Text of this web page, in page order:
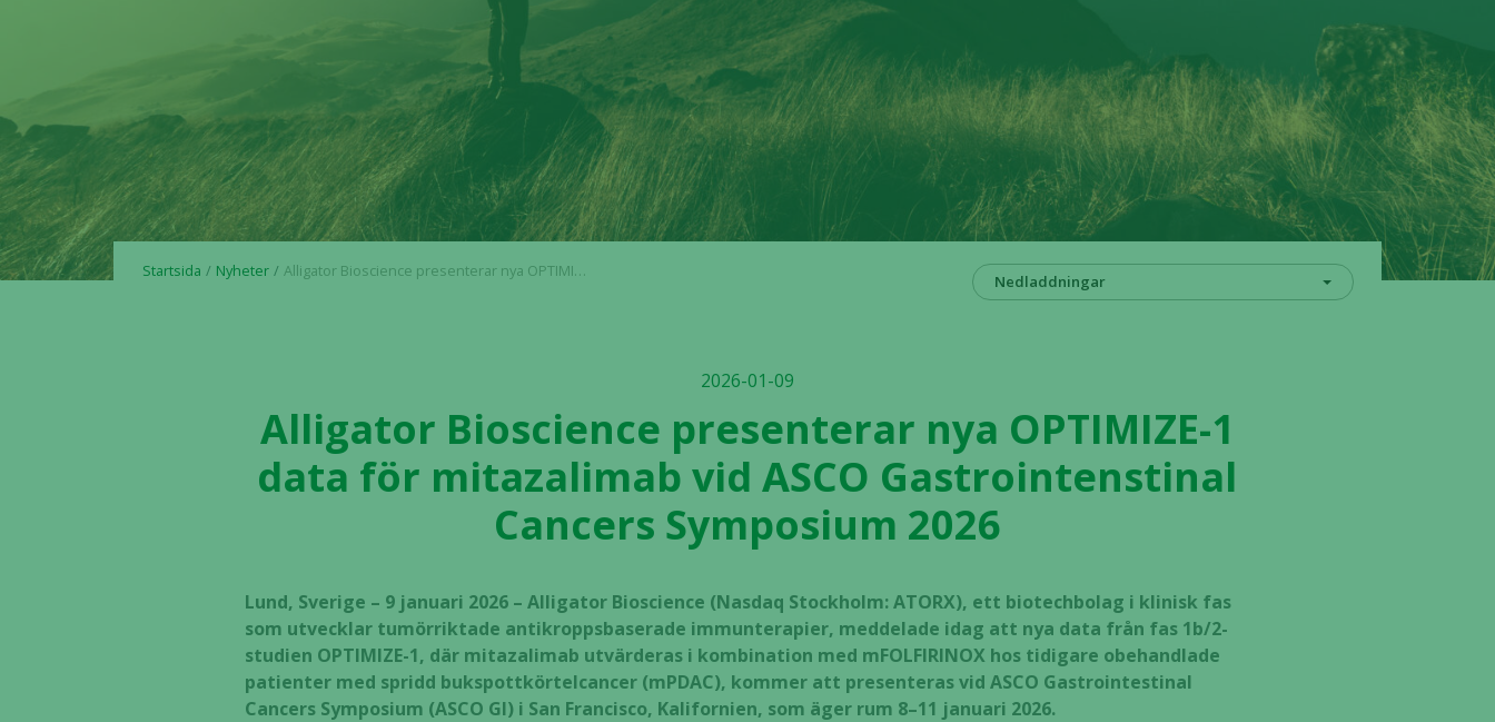
Startsida Nyheter Alligator Bioscience presenterar nya OPTIMIZE-1 data för mitazalimab vid ASCO Gastrointenstinal Cancers Symposium 2026
Nedladdningar
2026-01-09
Alligator Bioscience presenterar nya OPTIMIZE-1
data för mitazalimab vid ASCO Gastrointenstinal
Cancers Symposium 2026
Lund, Sverige – 9 januari 2026 – Alligator Bioscience (Nasdaq Stockholm: ATORX), ett biotechbolag i klinisk fas
som utvecklar tumörriktade antikroppsbaserade immunterapier, meddelade idag att nya data från fas 1b/2-
studien OPTIMIZE-1, där mitazalimab utvärderas i kombination med mFOLFIRINOX hos tidigare obehandlade
patienter med spridd bukspottkörtelcancer (mPDAC), kommer att presenteras vid ASCO Gastrointestinal
Cancers Symposium (ASCO GI) i San Francisco, Kalifornien, som äger rum 8–11 januari 2026.